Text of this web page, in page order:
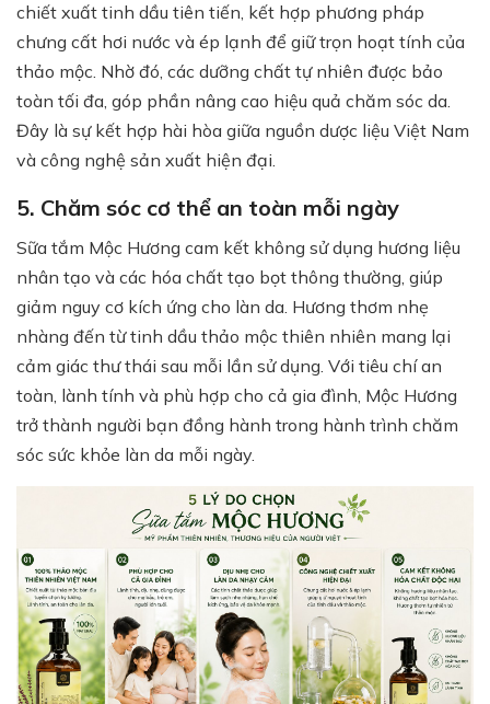
chiết xuất tinh dầu tiên tiến, kết hợp phương pháp
chưng cất hơi nước và ép lạnh để giữ trọn hoạt tính của
thảo mộc. Nhờ đó, các dưỡng chất tự nhiên được bảo
toàn tối đa, góp phần nâng cao hiệu quả chăm sóc da.
Đây là sự kết hợp hài hòa giữa nguồn dược liệu Việt Nam
và công nghệ sản xuất hiện đại.
5. Chăm sóc cơ thể an toàn mỗi ngày
Sữa tắm Mộc Hương cam kết không sử dụng hương liệu
nhân tạo và các hóa chất tạo bọt thông thường, giúp
giảm nguy cơ kích ứng cho làn da. Hương thơm nhẹ
nhàng đến từ tinh dầu thảo mộc thiên nhiên mang lại
cảm giác thư thái sau mỗi lần sử dụng. Với tiêu chí an
toàn, lành tính và phù hợp cho cả gia đình, Mộc Hương
trở thành người bạn đồng hành trong hành trình chăm
sóc sức khỏe làn da mỗi ngày.